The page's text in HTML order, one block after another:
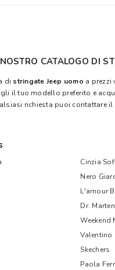
CATALOGO DI
di stringate Jeep uomo a
il tuo modello preferito e
richiesta puoi contattare il
Cinzia
Nero
L'amour
Dr.
Weekend
Valentino
Skechers
Paola